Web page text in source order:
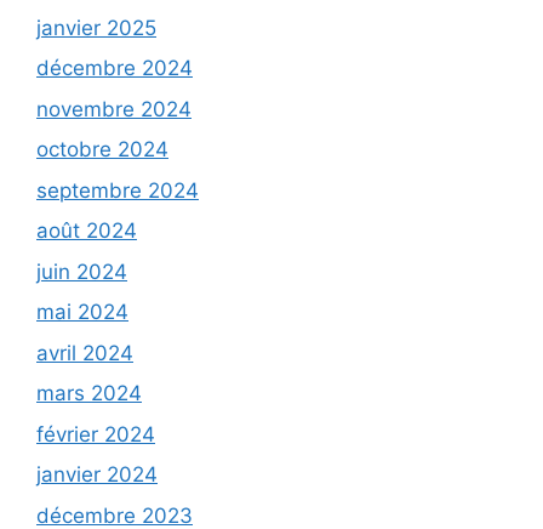
janvier 2025
décembre 2024
novembre 2024
octobre 2024
septembre 2024
août 2024
juin 2024
mai 2024
avril 2024
mars 2024
février 2024
janvier 2024
décembre 2023